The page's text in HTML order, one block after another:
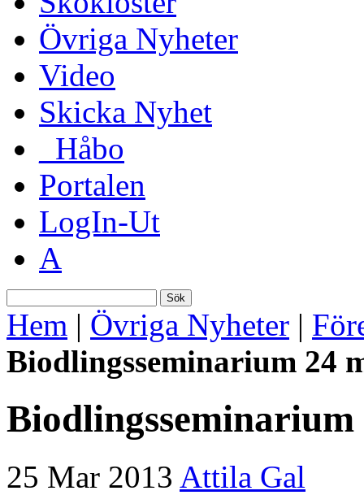
Övriga Nyheter
Video
Skicka Nyhet
_Håbo
Portalen
LogIn-Ut
A
Sök
Hem | Övriga Nyheter |
Biodlingsseminarium 24
Biodlingsseminarium
25 Mar 2013 Attila Gal